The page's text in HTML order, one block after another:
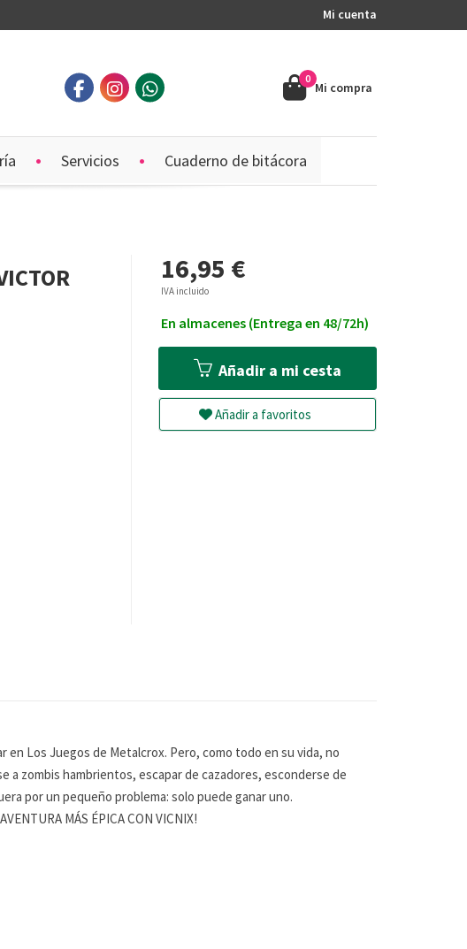
Mi cuenta
Mi compra
0
Servicios Cuaderno de bitácora
16,95 €
IVA incluido
En almacenes (Entrega en 48/72h)
Añadir a mi cesta
Añadir a favoritos
en Los Juegos de Metalcrox. Pero, como todo en su vida, no
a zombis hambrientos, escapar de cazadores, esconderse de
por un pequeño problema: solo puede ganar uno.
MÁS ÉPICA CON VICNIX!